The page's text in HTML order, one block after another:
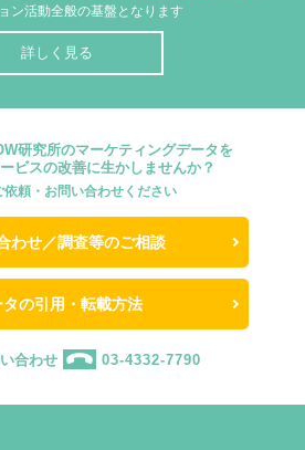
ン活動全般の基盤となります
詳しく見る
研究所のマーケティングデータを
ビスの改善に生かしませんか？
依頼・お問い合わせください
わせ／調査等のご相談
タの引用・転載方法
合わせ 03-4332-7790